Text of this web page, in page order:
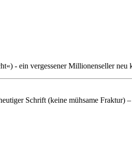
- ein vergessener Millionenseller neu
Schrift (keine mühsame Fraktur)